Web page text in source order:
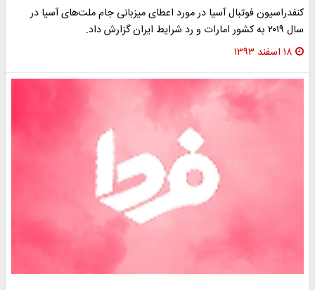
کنفدراسیون فوتبال آسیا در مورد اعطای میزبانی جام ملت‌‌های آسیا در
سال ۲۰۱۹ به کشور امارات و رد شرایط ایران گزارش داد.
۱۸ اسفند ۱۳۹۳